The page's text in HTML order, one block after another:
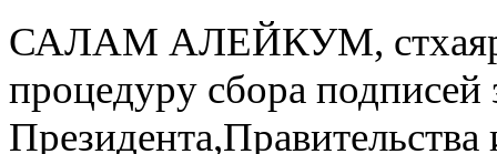
САЛАМ АЛЕЙКУМ,
процедуру сбора подписей